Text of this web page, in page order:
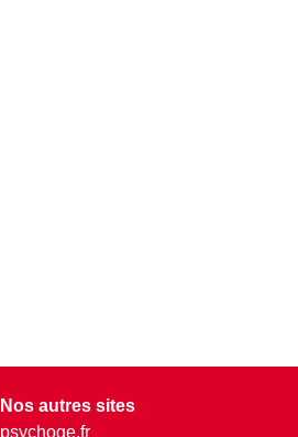
Nos autres sites
psychoge.fr